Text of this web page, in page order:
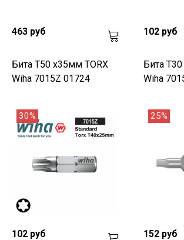
463 руб
Бита T50 х35мм TORX
Wiha 7015Z 01724
102 руб
Бита
Wiha
30%
102 руб
25%
152 руб